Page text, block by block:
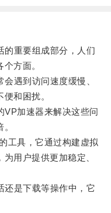
重要组成部分，人们
方面。
遇到访问速度缓慢、
和困扰。
加速器来解决这些问
具，它通过构建虚拟
用户提供更加稳定、
是下载等操作中，它